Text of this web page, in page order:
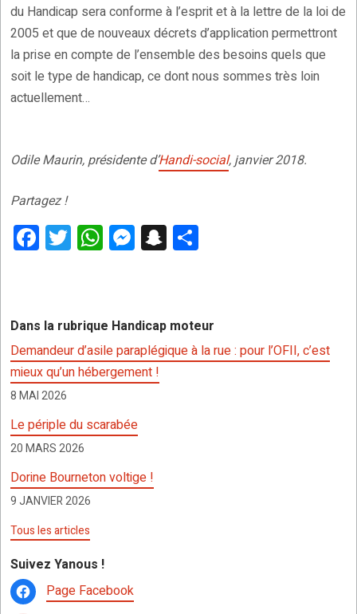
du Handicap sera conforme à l’esprit et à la lettre de la loi de
2005 et que de nouveaux décrets d’application permettront
la prise en compte de l’ensemble des besoins quels que
soit le type de handicap, ce dont nous sommes très loin
actuellement…
Odile Maurin, présidente d’Handi-social, janvier 2018.
Partagez !
F
a
b
o
o
k
T
wi
er
W
h
s
A
p
p
M
es
n
g
er
S
n
p
c
h
g
er
Dans la rubrique Handicap moteur
Demandeur d’asile paraplégique à la rue : pour l’OFII, c’est
mieux qu’un hébergement !
8 MAI 2026
Le périple du scarabée
20 MARS 2026
Dorine Bourneton voltige !
9 JANVIER 2026
Tous les articles
Suivez Yanous !
Page Facebook